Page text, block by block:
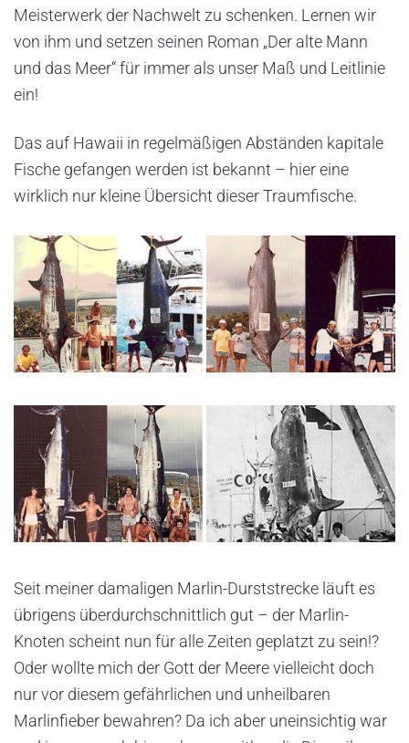
Meisterwerk der Nachwelt zu schenken. Lernen wir
von ihm und setzen seinen Roman „Der alte Mann
und das Meer“ für immer als unser Maß und Leitlinie
ein!
Das auf Hawaii in regelmäßigen Abständen kapitale
Fische gefangen werden ist bekannt – hier eine
wirklich nur kleine Übersicht dieser Traumfische.
Seit meiner damaligen Marlin-Durststrecke läuft es
übrigens überdurchschnittlich gut – der Marlin-
Knoten scheint nun für alle Zeiten geplatzt zu sein!?
Oder wollte mich der Gott der Meere vielleicht doch
nur vor diesem gefährlichen und unheilbaren
Marlinfieber bewahren? Da ich aber uneinsichtig war